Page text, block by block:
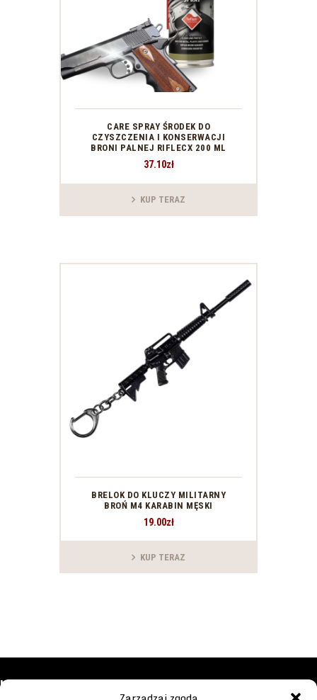
CARE SPRAY ŚRODEK DO
CZYSZCZENIA I KONSERWACJI
BRONI PALNEJ RIFLECX 200 ML
37.10zł
KUP TERAZ
BRELOK DO KLUCZY MILITARNY
BROŃ M4 KARABIN MĘSKI
19.00zł
KUP TERAZ
KONTAKT